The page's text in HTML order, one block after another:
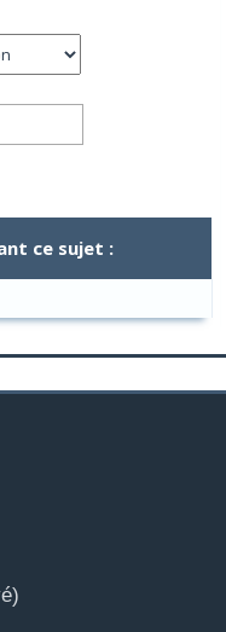
ce sujet :